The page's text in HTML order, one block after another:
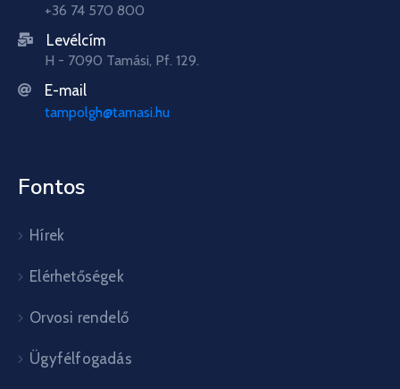
+36 74 570 800
Levélcím
H - 7090 Tamási, Pf. 129.
E-mail
tampolgh@tamasi.hu
Fontos
Hírek
Elérhetőségek
Orvosi rendelő
Ügyfélfogadás